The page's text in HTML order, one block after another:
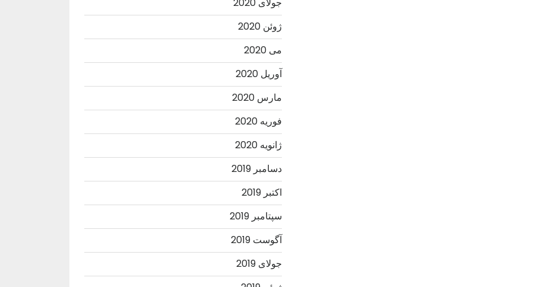
ژوئن 2020
می 2020
آوریل 2020
مارس 2020
فوریه 2020
ژانویه 2020
دسامبر 2019
اکتبر 2019
سپتامبر 2019
آگوست 2019
جولای 2019